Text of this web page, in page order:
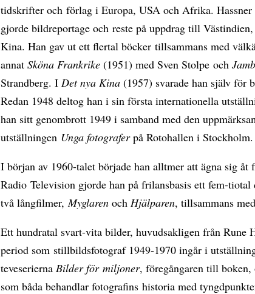
tidskrifter och förlag i Europa, USA och Afrika. Hassner
gjorde bildreportage och reste på uppdrag till
Kina. Han gav ut ett flertal böcker tillsammans med
annatSköna Frankrike (1951) med Sven Stolpe och
Strandberg. IDet nya Kina (1957) svarade han själv för
Redan 1948 deltog han i sin första internationella
han sitt genombrott 1949 i samband med den
utställningen Unga fotograferpå Rotohallen i Stockholm.
I början av 1960-talet började han alltmer att ägna sig åt
Radio Television gjorde han på frilansbasis ett fem-
två långfilmer,Myglaren ochHjälparen, tillsammans
Ett hundratal svart-vita bilder, huvudsakligen från Rune
period som stillbildsfotograf 1949-1970 ingår i
teveseriernaBilder för miljoner, föregångaren till
som båda behandlar fotografins historia med